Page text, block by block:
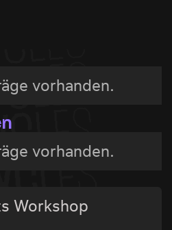
vorhanden.
vorhanden.
Workshop